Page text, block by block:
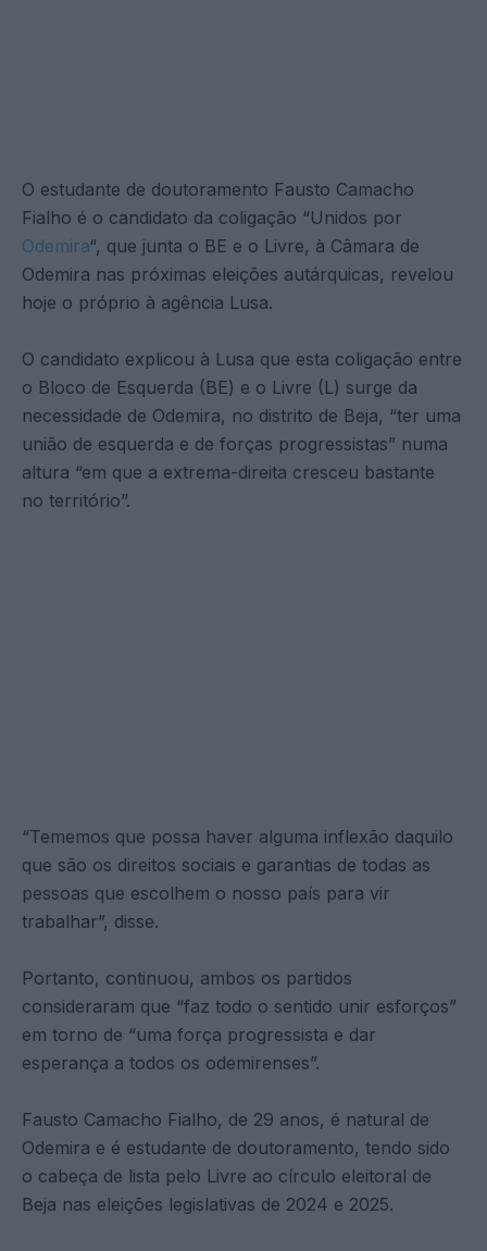
O estudante de doutoramento Fausto Camacho
Fialho é o candidato da coligação “Unidos por
Odemira“, que junta o BE e o Livre, à Câmara de
Odemira nas próximas eleições autárquicas, revelou
hoje o próprio à agência Lusa.
O candidato explicou à Lusa que esta coligação entre
o Bloco de Esquerda (BE) e o Livre (L) surge da
necessidade de Odemira, no distrito de Beja, “ter uma
união de esquerda e de forças progressistas” numa
altura “em que a extrema-direita cresceu bastante
no território”.
“Tememos que possa haver alguma inflexão daquilo
que são os direitos sociais e garantias de todas as
pessoas que escolhem o nosso país para vir
trabalhar”, disse.
Portanto, continuou, ambos os partidos
consideraram que “faz todo o sentido unir esforços”
em torno de “uma força progressista e dar
esperança a todos os odemirenses”.
Fausto Camacho Fialho, de 29 anos, é natural de
Odemira e é estudante de doutoramento, tendo sido
o cabeça de lista pelo Livre ao círculo eleitoral de
Beja nas eleições legislativas de 2024 e 2025.